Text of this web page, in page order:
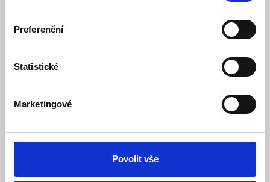
Preferenční
Statistické
Marketingové
Povolit vše
Detail Do košíku